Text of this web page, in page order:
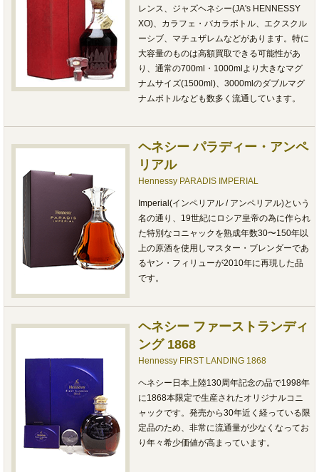
レンス、ジャズヘネシー(JA's HENNESSY
XO)、カラフェ・バカラボトル、エクスクル
ーシブ、マチュザレムなどがあります。特に
大容量のものは高額買取できる可能性があ
り、通常の700ml・1000mlより大きなマグ
ナムサイズ(1500ml)、3000mlのダブルマグ
ナムボトルなども数多く流通しています。
ヘネシー パラディー・アンペ
リアル
Hennessy PARADIS IMPERIAL
Imperial(インペリアル / アンペリアル)という
名の通り、19世紀にロシア皇帝の為に作られ
た特別なコニャックを熟成年数30〜150年以
上の原酒を使用しマスター・ブレンダーであ
るヤン・フィリューが2010年に再現した品
です。
ヘネシー ファーストランディ
ング 1868
Hennessy FIRST LANDING 1868
ヘネシー日本上陸130周年記念の品で1998年
に1868本限定で生産されたオリジナルコニ
ャックです。発売から30年近く経っている限
定品のため、非常に流通量が少なくなってお
り年々希少価値が高まっています。